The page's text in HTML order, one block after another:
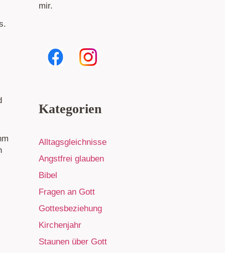
mir.
Kategorien
Alltagsgleichnisse
Angstfrei glauben
Bibel
Fragen an Gott
Gottesbeziehung
Kirchenjahr
Staunen über Gott